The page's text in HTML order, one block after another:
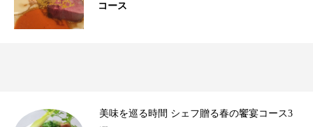
コース
春のひととき、美食シェフ3名の特別コース